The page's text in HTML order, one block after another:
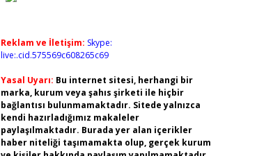
Reklam ve İletişim: Skype:
live:.cid.575569c608265c69
Yasal Uyarı: Bu internet sitesi, herhangi bir
marka, kurum veya şahıs şirketi ile hiçbir
bağlantısı bulunmamaktadır. Sitede yalnızca
kendi hazırladığımız makaleler
paylaşılmaktadır. Burada yer alan içerikler
haber niteliği taşımamakta olup, gerçek kurum